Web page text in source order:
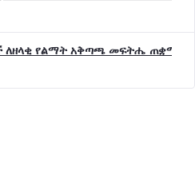
ለዘላቂ የልማት አቅጣጫ መፍትሔ ጠቋሚ